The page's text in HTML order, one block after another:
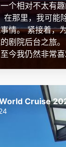
个相对不太有
在那里，我可能
情。 紧接着，
剧院后台之旅
今我仍然非常
Cruise